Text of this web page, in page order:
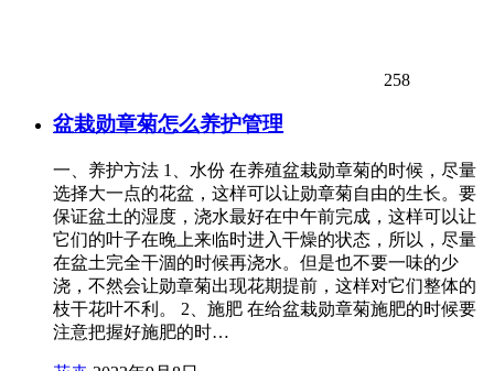
258
盆栽勋章菊怎么养护管理
一、养护方法 1、水份 在养殖盆栽勋章菊的时候，尽量
选择大一点的花盆，这样可以让勋章菊自由的生长。要
保证盆土的湿度，浇水最好在中午前完成，这样可以让
它们的叶子在晚上来临时进入干燥的状态，所以，尽量
在盆土完全干涸的时候再浇水。但是也不要一味的少
浇，不然会让勋章菊出现花期提前，这样对它们整体的
枝干花叶不利。 2、施肥 在给盆栽勋章菊施肥的时候要
注意把握好施肥的时…